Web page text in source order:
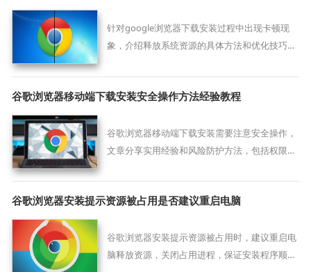
针对google浏览器下载安装过程中出现卡顿现
象，介绍释放系统资源的具体方法和优化技巧，
稳定。
谷歌浏览器移动端下载安装安全操作方法经验教程
谷歌浏览器移动端下载安装需要注意安全操作，
文章分享实用经验和风险防护方法，包括权限设
过程中避免潜在风险，确保浏览器稳定运行。
谷歌浏览器安装提示资源被占用是否建议重启电脑
谷歌浏览器安装提示资源被占用时，建议重启电
脑释放资源，关闭占用进程，保证安装程序顺利